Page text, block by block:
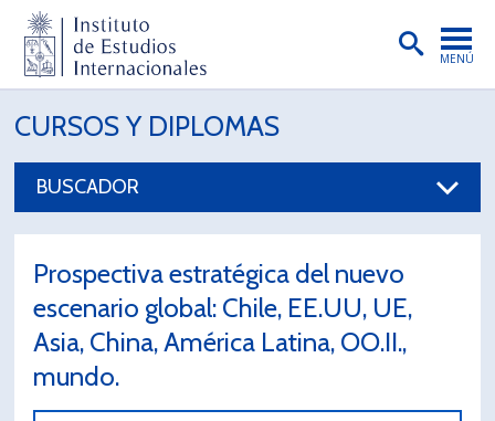
MENÚ
PORTADA
INSTITUTO
INVESTIGACIÓN
EXTENSIÓN
CURSOS Y DIPLOMAS
BUSCADOR
Prospectiva estratégica del nuevo
escenario global: Chile, EE.UU, UE,
Asia, China, América Latina, OO.II.,
mundo.